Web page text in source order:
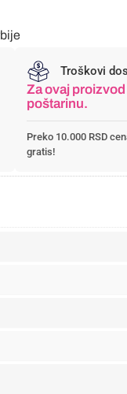
Troškovi
Za ovaj
poštarinu.
Preko 10.000 RSD
gratis!